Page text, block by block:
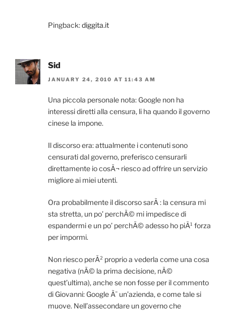
Pingback:diggita.it
Sid
JANUARY 24, 2010 AT 11:43 AM
Una piccola personale nota: Google non ha
interessi diretti alla censura, li ha quando il governo
cinese la impone.
Il discorso era: attualmente i contenuti sono
censurati dal governo, preferisco censurarli
direttamente io cosÃ¬ riesco ad offrire un servizio
migliore ai miei utenti.
Ora probabilmente il discorso sarÃ : la censura mi
sta stretta, un po’ perchÃ© mi impedisce di
espandermi e un po’ perchÃ© adesso ho piÃ¹ forza
per impormi.
Non riesco perÃ² proprio a vederla come una cosa
negativa (nÃ© la prima decisione, nÃ©
quest’ultima), anche se non fosse per il commento
di Giovanni: Google Ã¨ un’azienda, e come tale si
muove. Nell’assecondare un governo che